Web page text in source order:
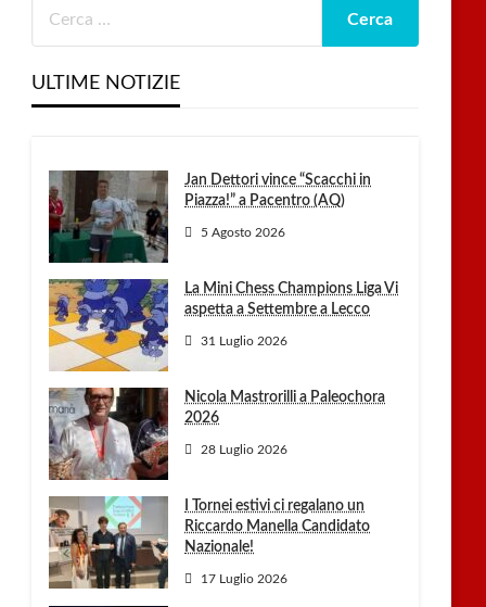
ULTIME NOTIZIE
Jan Dettori vince “Scacchi in
Piazza!” a Pacentro (AQ)
5 Agosto 2026
La Mini Chess Champions Liga Vi
aspetta a Settembre a Lecco
31 Luglio 2026
Nicola Mastrorilli a Paleochora
2026
28 Luglio 2026
I Tornei estivi ci regalano un
Riccardo Manella Candidato
Nazionale!
17 Luglio 2026